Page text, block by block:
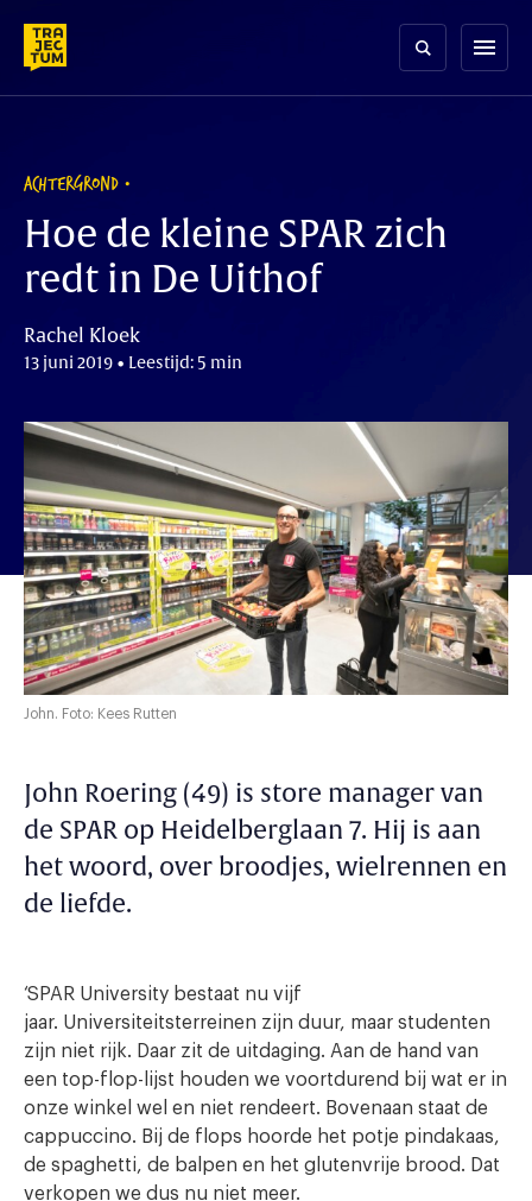
content
menu
ACHTERGROND
Hoe de kleine SPAR zich
redt in De Uithof
Rachel Kloek
13 juni 2019 • Leestijd: 5 min
John. Foto: Kees Rutten
John Roering (49) is store manager van
de SPAR op Heidelberglaan 7. Hij is aan
het woord, over broodjes, wielrennen en
de liefde.
‘SPAR University bestaat nu vijf
jaar. Universiteitsterreinen zijn duur, maar studenten
zijn niet rijk. Daar zit de uitdaging. Aan de hand van
een top-flop-lijst houden we voortdurend bij wat er in
onze winkel wel en niet rendeert. Bovenaan staat de
cappuccino. Bij de flops hoorde het potje pindakaas,
de spaghetti, de balpen en het glutenvrije brood. Dat
verkopen we dus nu niet meer.